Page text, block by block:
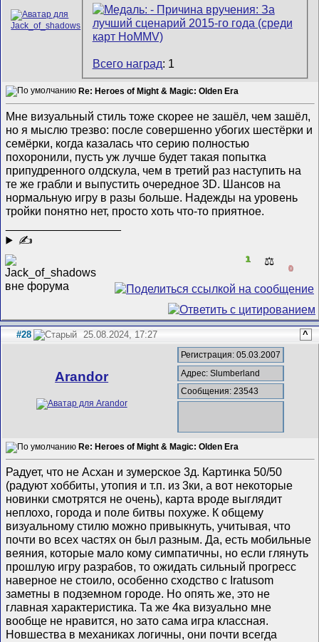
Всего наград: 1
Re: Heroes of Might & Magic: Olden Era
Мне визуальный стиль тоже скорее не зашёл, чем зашёл,
но я мыслю трезво: после совершенно убогих шестёрки и
семёрки, когда казалась что серию полностью
похоронили, пусть уж лучше будет такая попытка
припудренного олдскула, чем в третий раз наступить на
те же грабли и выпустить очередное 3D. Шансов на
нормальную игру в разы больше. Надежды на уровень
тройки понятно нет, просто хоть что-то приятное.
✍
1 ⚖️
0
#28 25.08.2024, 17:27 ^
Arandor
Регистрация: 05.03.2007
Адрес: Slumberland
Сообщения: 23543
Re: Heroes of Might & Magic: Olden Era
Радует, что не Асхан и зумерское 3д. Картинка 50/50
(радуют хоббиты, утопия и т.п. из 3ки, а вот некоторые
новинки смотрятся не очень), карта вроде выглядит
неплохо, города и поле битвы похуже. К общему
визуальному стилю можно привыкнуть, учитывая, что
почти во всех частях он был разным. Да, есть мобильные
веяния, которые мало кому симпатичны, но если глянуть
прошлую игру разрабов, то ожидать сильный прогресс
наверное не стоило, особенно сходство с Iratusom
заметны в подземном городе. Но опять же, это не
главная характеристика. Та же 4ка визуально мне
вообще не нравится, но зато сама игра классная.
Новшества в механиках логичны, они почти всегда